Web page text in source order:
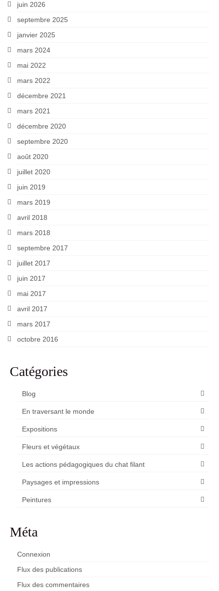
juin 2026
septembre 2025
janvier 2025
mars 2024
mai 2022
mars 2022
décembre 2021
mars 2021
décembre 2020
septembre 2020
août 2020
juillet 2020
juin 2019
mars 2019
avril 2018
mars 2018
septembre 2017
juillet 2017
juin 2017
mai 2017
avril 2017
mars 2017
octobre 2016
Catégories
Blog
En traversant le monde
Expositions
Fleurs et végétaux
Les actions pédagogiques du chat filant
Paysages et impressions
Peintures
Méta
Connexion
Flux des publications
Flux des commentaires